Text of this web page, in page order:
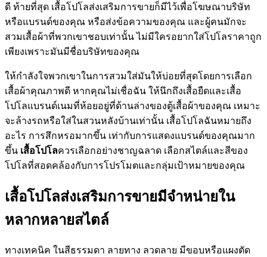
ดี ท้ายที่สุด เสื้อโปโลส่งเสริมการขายก็มีไว้เพื่อโฆษณาบริษัท
หรือแบรนด์ของคุณ หรือส่งข้อความของคุณ และผู้คนมักจะ
สวมเสื้อผ้าที่พวกเขาชอบเท่านั้น ไม่มีใครอยากใส่โปโลราคาถูก
เพียงเพราะมันมีชื่อบริษัทของคุณ
ให้กำลังใจพวกเขาในการสวมใส่มันให้บ่อยที่สุดโดยการเลือก
เสื้อผ้าคุณภาพดี หากคุณไม่เชื่อฉัน ให้นึกถึงเสื้อยืดและเสื้อ
โปโลแบรนด์เนมที่ห้อยอยู่ที่ด้านล่างของตู้เสื้อผ้าของคุณ เหมาะ
จะล้างรถหรือใส่ในสวนหลังบ้านเท่านั้น เสื้อโปโลฉันหมายถึง
อะไร การสึกหรอมากขึ้น เท่ากับการแสดงแบรนด์ของคุณมาก
ขึ้น เสื้อโปโลควรเลือกอย่างชาญฉลาด เลือกสไตล์และสีของ
โปโลที่สอดคล้องกับการโปรโมตและกลุ่มเป้าหมายของคุณ
เสื้อโปโลส่งเสริมการขายมีจำหน่ายใน
หลากหลายสไตล์
ทางเทคนิค ในสีธรรมดา ลายทาง ลวดลาย มีขอบหรือแผงตัด